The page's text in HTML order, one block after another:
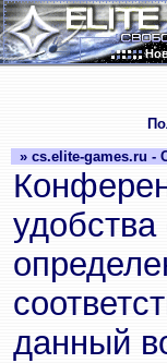
» cs.elite-games.ru -
данный